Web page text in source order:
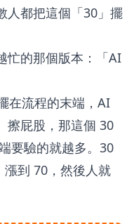
人都把這個「30」擺
忙的那個版本：「AI
在流程的末端，AI
擦屁股，那這個 30
要驗的就越多。30
到 70，然後人就